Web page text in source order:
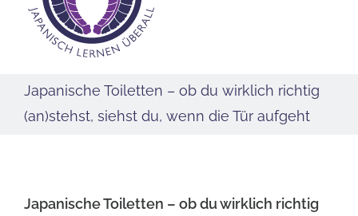
Japanische Toiletten – ob du wirklich richtig
(an)stehst, siehst du, wenn die Tür aufgeht
Japanische Toiletten – ob du wirklich richtig